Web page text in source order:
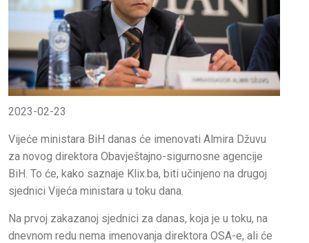
2023-02-23
Vijeće ministara BiH danas će imenovati Almira Džuvu
za novog direktora Obavještajno-sigurnosne agencije
BiH. To će, kako saznaje Klix.ba, biti učinjeno na drugoj
sjednici Vijeća ministara u toku dana.
Na prvoj zakazanoj sjednici za danas, koja je u toku, na
dnevnom redu nema imenovanja direktora OSA-e, ali će